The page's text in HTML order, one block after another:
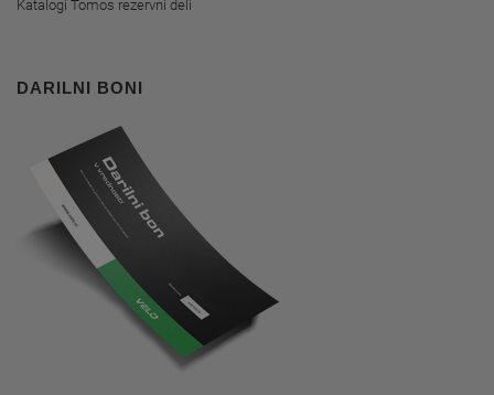
Katalogi Tomos rezervni deli
DARILNI BONI